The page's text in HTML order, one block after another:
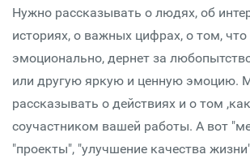
Нужно рассказывать о людях, об
историях, о важных цифрах, о том, что
эмоционально, дернет за
или другую яркую и ценную эмоцию.
рассказывать о действиях и о том
соучастником вашей работы. А вот
"проекты", "улучшение качества